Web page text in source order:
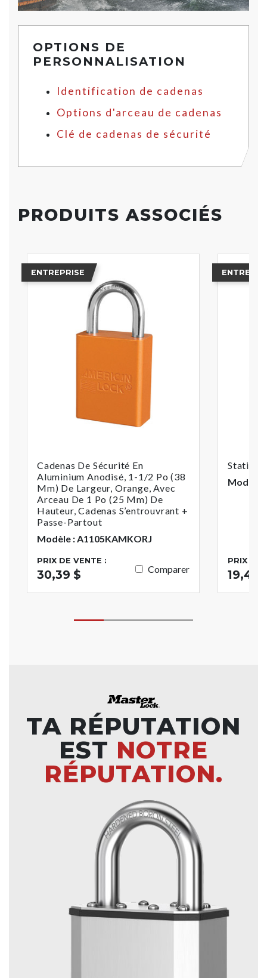
OPTIONS DE
PERSONNALISATION
Identification de cadenas
Options d'arceau de cadenas
Clé de cadenas de sécurité
PRODUITS ASSOCIÉS
ENTREPRISE
Cadenas De Sécurité En
Aluminium Anodisé, 1-1/2 Po (38
Mm) De Largeur, Orange, Avec
Arceau De 1 Po (25 Mm) De
Hauteur, Cadenas S’entrouvrant +
Passe-Partout
Modèle : A1105KAMKORJ
PRIX DE VENTE :
30,39 $ Comparer
Station
Modèle :
PRIX DE
19,46
TA RÉPUTATION
EST NOTRE
RÉPUTATION.